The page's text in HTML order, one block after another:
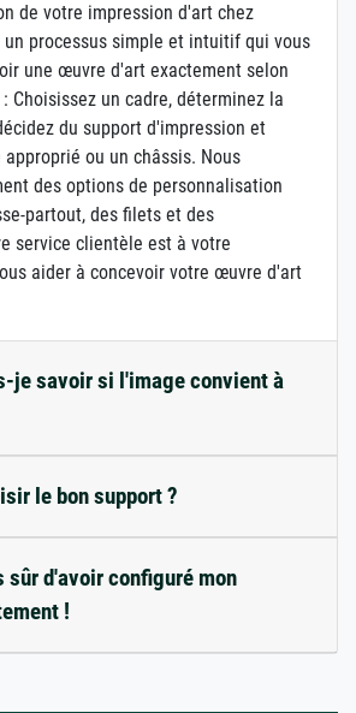
de votre impression d'art chez
un processus simple et intuitif qui vous
une œuvre d'art exactement selon
Choisissez un cadre, déterminez la
du support d'impression et
ou un châssis. Nous
des options de personnalisation
partout, des filets et des
service clientèle est à votre
aider à concevoir votre œuvre d'art
je savoir si l'image convient à
le bon support ?
sûr d'avoir configuré mon
!